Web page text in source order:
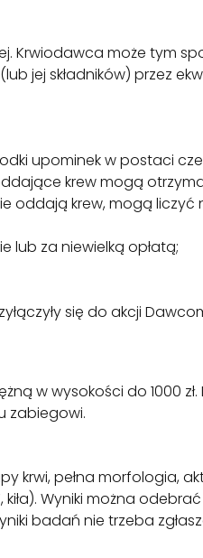
Krwiodawca może tym
jej składników) przez
upominek w postaci
krew mogą
oddają krew, mogą
lub za niewielką opłatą;
się do akcji
w wysokości do 1000
zabiegowi.
krwi, pełna morfologia,
Wyniki można
badań nie trzeba